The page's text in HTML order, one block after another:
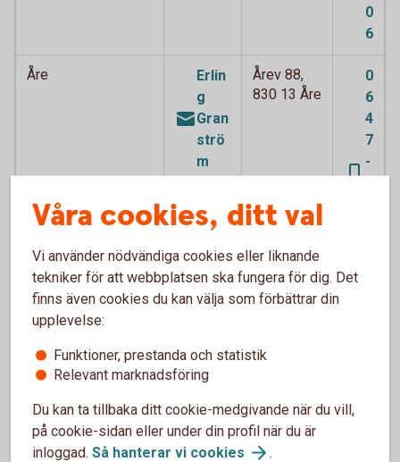
0
6
Åre
Erlin
g
Gran
strö
m
Årev 88,
830 13 Åre
0
6
4
7
-
Östersund/Krokom/
Strömsund
Mats
Håka
n
n
Box 358,
Östersund
Våra cookies, ditt val
Vi använder nödvändiga cookies eller liknande
tekniker för att webbplatsen ska fungera för dig. Det
finns även cookies du kan välja som förbättrar din
upplevelse:
Funktioner, prestanda och statistik
Relevant marknadsföring
Du kan ta tillbaka ditt cookie-medgivande när du vill,
på cookie-sidan eller under din profil när du är
inloggad. Så hanterar vi cookies .